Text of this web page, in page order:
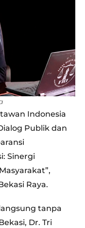
Indonesia
Publik dan
Sinergi
Raya.
tanpa
Dr. Tri